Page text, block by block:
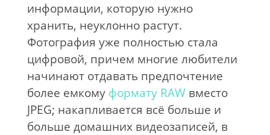
информации, которую нужно
хранить, неуклонно растут.
Фотография уже полностью стала
цифровой, причем многие любители
начинают отдавать предпочтение
более емкому формату RAWвместо
JPEG; накапливается всё больше и
больше домашних видеозаписей, в